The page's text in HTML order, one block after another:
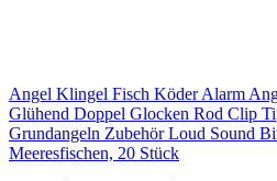
Angel Klingel Fisch Köder Alarm
Glühend Doppel Glocken Rod Clip
Grundangeln Zubehör Loud Sound
Meeresfischen, 20 Stück